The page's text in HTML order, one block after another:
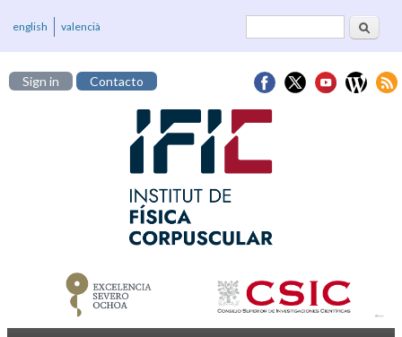
Formulario deBuscar
english valencià
Sign in Contacto